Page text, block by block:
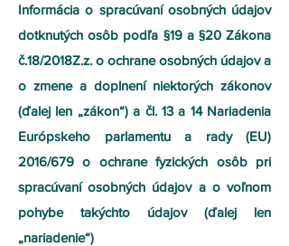
​Informácia o spracúvaní osobných údajov
dotknutých osôb podľa §19 a §20 Zákona
č.18/2018Z.z. o ochrane osobných údajov a
o zmene a doplnení niektorých zákonov
(ďalej len „zákon“) a čl. 13 a 14 Nariadenia
Európskeho parlamentu a rady (EU)
2016/679 o ochrane fyzických osôb pri
spracúvaní osobných údajov a o voľnom
pohybe takýchto údajov (ďalej len
„nariadenie“)